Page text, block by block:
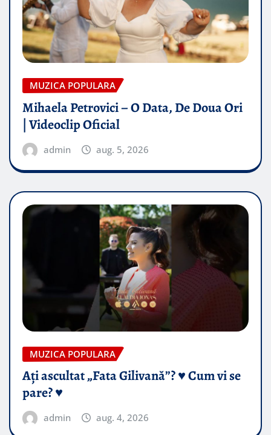
MUZICA POPULARA
Mihaela Petrovici – O Data, De Doua Ori
| Videoclip Oficial
admin aug. 5, 2026
MUZICA POPULARA
Ați ascultat „Fata Gilivană”? ♥️ Cum vi se
pare? ♥️
admin aug. 4, 2026